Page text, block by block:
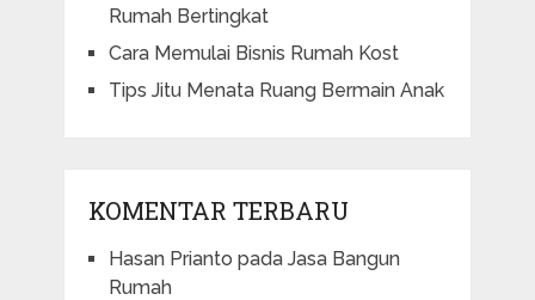
Rumah Bertingkat
Cara Memulai Bisnis Rumah Kost
Tips Jitu Menata Ruang Bermain Anak
KOMENTAR TERBARU
Hasan Prianto pada Jasa Bangun
Rumah